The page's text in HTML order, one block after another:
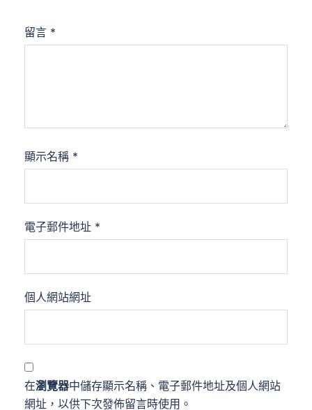
留言 *
顯示名稱 *
電子郵件地址 *
個人網站網址
在瀏覽器中儲存顯示名稱、電子郵件地址及個人網站
網址，以供下次發佈留言時使用。